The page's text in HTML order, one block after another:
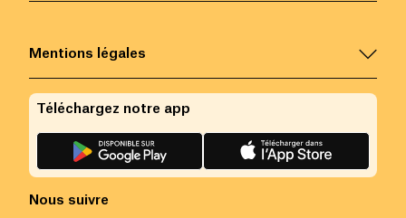
Mentions légales
Nous suivre
Téléchargez notre app